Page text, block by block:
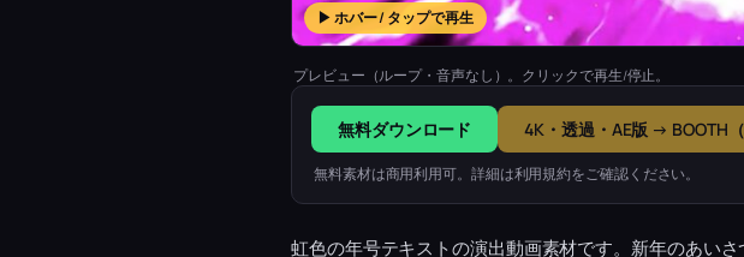
▶ ホバー / タップで再生
プレビュー（ループ・音声なし）。クリックで再生/停止。
無料ダウンロード 4K・透過・AE版 → BOOTH（
無料素材は商用利用可。詳細は利用規約をご確認ください。
虹色の年号テキストの演出動画素材です。新年のあい